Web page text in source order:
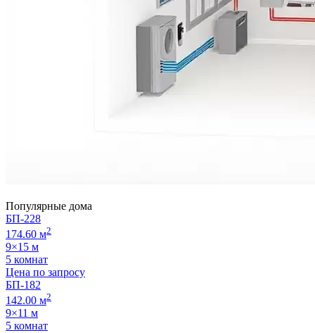
Популярные дома
БП-228
174.60 м2
9×15 м
5 комнат
Цена по запросу
БП-182
142.00 м2
9×11 м
5 комнат